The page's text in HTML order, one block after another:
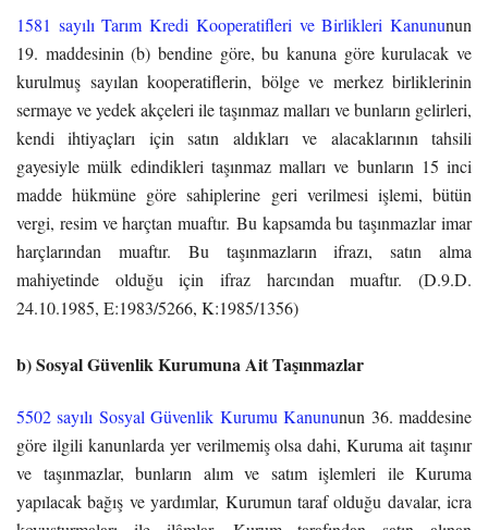
1581 sayılı Tarım Kredi Kooperatifleri ve Birlikleri Kanununun
19. maddesinin (b) bendine göre, bu kanuna göre kurulacak ve
kurulmuş sayılan kooperatiflerin, bölge ve merkez birliklerinin
sermaye ve yedek akçeleri ile taşınmaz malları ve bunların gelirleri,
kendi ihtiyaçları için satın aldıkları ve alacaklarının tahsili
gayesiyle mülk edindikleri taşınmaz malları ve bunların 15 inci
madde hükmüne göre sahiplerine geri verilmesi işlemi, bütün
vergi, resim ve harçtan muaftır. Bu kapsamda bu taşınmazlar imar
harçlarından muaftır. Bu taşınmazların ifrazı, satın alma
mahiyetinde olduğu için ifraz harcından muaftır. (D.9.D.
24.10.1985, E:1983/5266, K:1985/1356)
b) Sosyal Güvenlik Kurumuna Ait Taşınmazlar
5502 sayılı Sosyal Güvenlik Kurumu Kanununun 36. maddesine
göre ilgili kanunlarda yer verilmemiş olsa dahi, Kuruma ait taşınır
ve taşınmazlar, bunların alım ve satım işlemleri ile Kuruma
yapılacak bağış ve yardımlar, Kurumun taraf olduğu davalar, icra